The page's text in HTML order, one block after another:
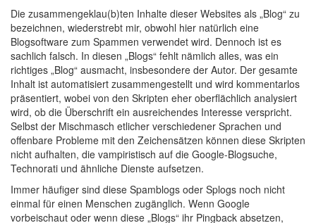
Die zusammengeklau(b)ten Inhalte dieser Websites als „Blog“ zu
bezeichnen, wiederstrebt mir, obwohl hier natürlich eine
Blogsoftware zum Spammen verwendet wird. Dennoch ist es
sachlich falsch. In diesen „Blogs“ fehlt nämlich alles, was ein
richtiges „Blog“ ausmacht, insbesondere der Autor. Der gesamte
Inhalt ist automatisiert zusammengestellt und wird kommentarlos
präsentiert, wobei von den Skripten eher oberflächlich analysiert
wird, ob die Überschrift ein ausreichendes Interesse verspricht.
Selbst der Mischmasch etlicher verschiedener Sprachen und
offenbare Probleme mit den Zeichensätzen können diese Skripten
nicht aufhalten, die vampiristisch auf die Google-Blogsuche,
Technorati und ähnliche Dienste aufsetzen.
Immer häufiger sind diese Spamblogs oder Splogs noch nicht
einmal für einen Menschen zugänglich. Wenn Google
vorbeischaut oder wenn diese „Blogs“ ihr Pingback absetzen,